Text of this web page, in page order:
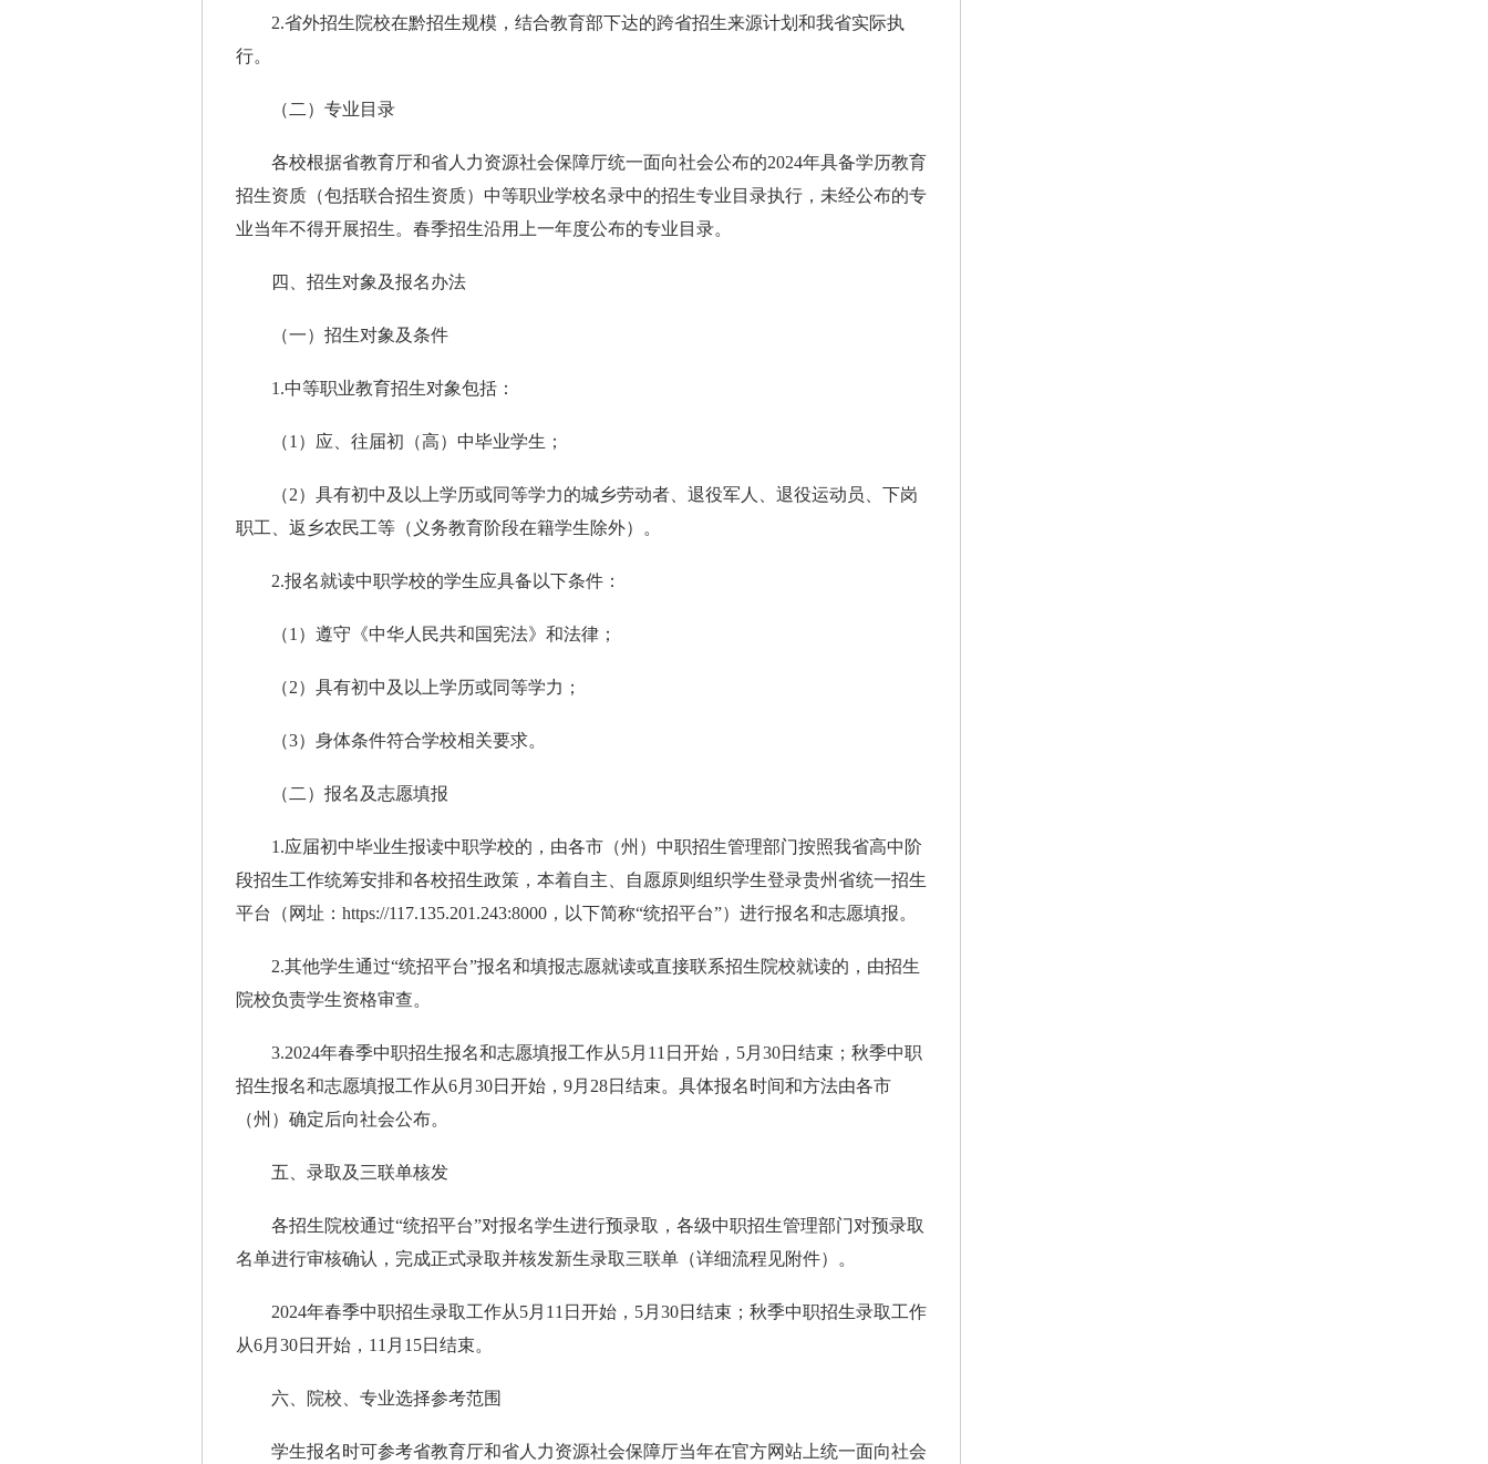
2.省外招生院校在黔招生规模，结合教育部下达的跨省招生来源计划和我省实际执
行。
（二）专业目录
各校根据省教育厅和省人力资源社会保障厅统一面向社会公布的2024年具备学历教育
招生资质（包括联合招生资质）中等职业学校名录中的招生专业目录执行，未经公布的专
业当年不得开展招生。春季招生沿用上一年度公布的专业目录。
四、招生对象及报名办法
（一）招生对象及条件
1.中等职业教育招生对象包括：
（1）应、往届初（高）中毕业学生；
（2）具有初中及以上学历或同等学力的城乡劳动者、退役军人、退役运动员、下岗
职工、返乡农民工等（义务教育阶段在籍学生除外）。
2.报名就读中职学校的学生应具备以下条件：
（1）遵守《中华人民共和国宪法》和法律；
（2）具有初中及以上学历或同等学力；
（3）身体条件符合学校相关要求。
（二）报名及志愿填报
1.应届初中毕业生报读中职学校的，由各市（州）中职招生管理部门按照我省高中阶
段招生工作统筹安排和各校招生政策，本着自主、自愿原则组织学生登录贵州省统一招生
平台（网址：https://117.135.201.243:8000，以下简称“统招平台”）进行报名和志愿填报。
2.其他学生通过“统招平台”报名和填报志愿就读或直接联系招生院校就读的，由招生
院校负责学生资格审查。
3.2024年春季中职招生报名和志愿填报工作从5月11日开始，5月30日结束；秋季中职
招生报名和志愿填报工作从6月30日开始，9月28日结束。具体报名时间和方法由各市
（州）确定后向社会公布。
五、录取及三联单核发
各招生院校通过“统招平台”对报名学生进行预录取，各级中职招生管理部门对预录取
名单进行审核确认，完成正式录取并核发新生录取三联单（详细流程见附件）。
2024年春季中职招生录取工作从5月11日开始，5月30日结束；秋季中职招生录取工作
从6月30日开始，11月15日结束。
六、院校、专业选择参考范围
学生报名时可参考省教育厅和省人力资源社会保障厅当年在官方网站上统一面向社会